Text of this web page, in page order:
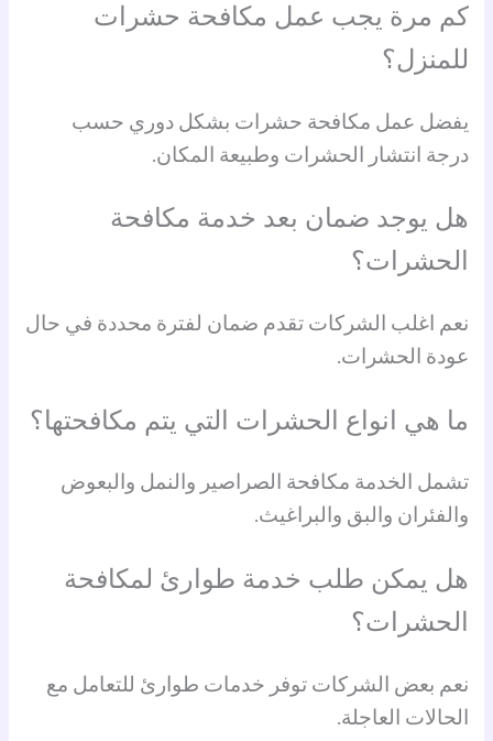
كم مرة يجب عمل مكافحة حشرات
للمنزل؟
يفضل عمل مكافحة حشرات بشكل دوري حسب
درجة انتشار الحشرات وطبيعة المكان.
هل يوجد ضمان بعد خدمة مكافحة
الحشرات؟
نعم اغلب الشركات تقدم ضمان لفترة محددة في حال
عودة الحشرات.
ما هي انواع الحشرات التي يتم مكافحتها؟
تشمل الخدمة مكافحة الصراصير والنمل والبعوض
والفئران والبق والبراغيث.
هل يمكن طلب خدمة طوارئ لمكافحة
الحشرات؟
نعم بعض الشركات توفر خدمات طوارئ للتعامل مع
الحالات العاجلة.